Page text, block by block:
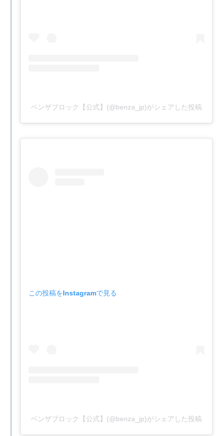
ベンザブロック【公式】(@benza_jp)がシェアした投稿
この投稿をInstagramで見る
ベンザブロック【公式】(@benza_jp)がシェアした投稿